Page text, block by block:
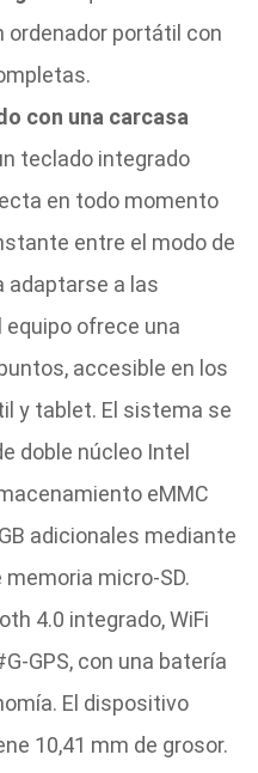
ordenador portátil con
con una carcasa
teclado integrado
en todo momento
entre el modo de
adaptarse a las
equipo ofrece una
accesible en los
y tablet. El sistema se
doble núcleo Intel
eMMC
adicionales mediante
micro-SD.
4.0 integrado, WiFi
GPS, con una batería
El dispositivo
10,41 mm de grosor.